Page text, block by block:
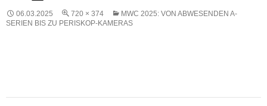
06.03.2025 720 × 374
MWC 2025: VON ABWESENDEN A-
SERIEN BIS ZU PERISKOP-KAMERAS